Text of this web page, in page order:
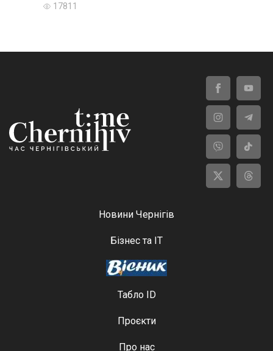
17811
Новини Чернігів
Бізнес та ІТ
Табло ID
Проєкти
Про нас